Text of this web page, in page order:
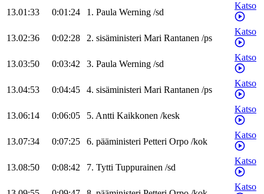
13.01:33
0:01:24 1. Paula Werning /sd
Katso
13.02:36 0:02:28 2. sisäministeri Mari Rantanen /ps
Katso
13.03:50 0:03:42 3. Paula Werning /sd
Katso
13.04:53 0:04:45 4. sisäministeri Mari Rantanen /ps
Katso
13.06:14 0:06:05 5. Antti Kaikkonen /kesk
Katso
13.07:34 0:07:25 6. pääministeri Petteri Orpo /kok
Katso
13.08:50 0:08:42 7. Tytti Tuppurainen /sd
Katso
Katso